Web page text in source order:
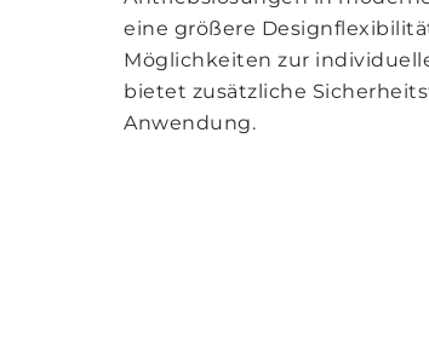
eine größere
Möglichkeiten zur
bietet zusätzliche
Anwendung.